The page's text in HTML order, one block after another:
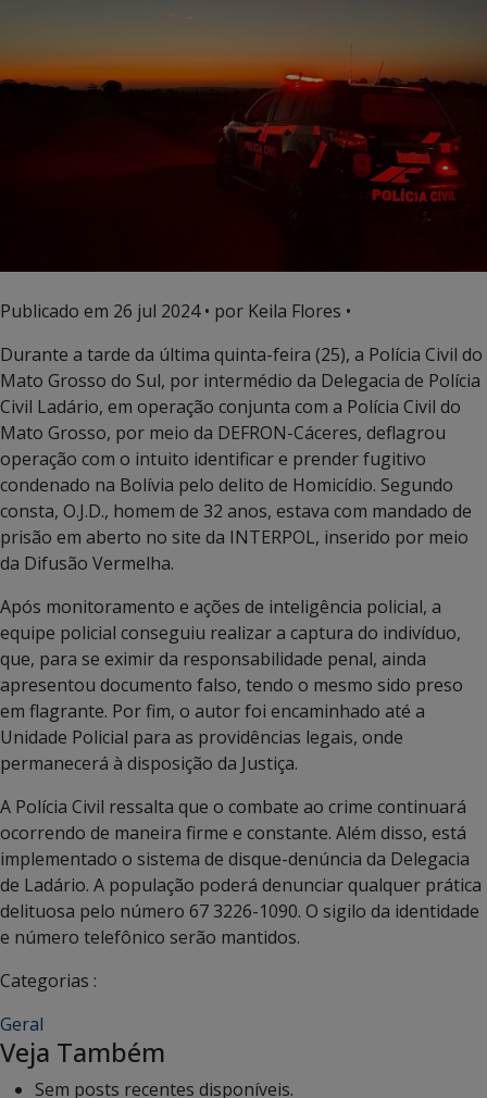
Publicado em 26 jul 2024• por Keila Flores •
Durante a tarde da última quinta-feira (25), a Polícia Civil do
Mato Grosso do Sul, por intermédio da Delegacia de Polícia
Civil Ladário, em operação conjunta com a Polícia Civil do
Mato Grosso, por meio da DEFRON-Cáceres, deflagrou
operação com o intuito identificar e prender fugitivo
condenado na Bolívia pelo delito de Homicídio. Segundo
consta, O.J.D., homem de 32 anos, estava com mandado de
prisão em aberto no site da INTERPOL, inserido por meio
da Difusão Vermelha.
Após monitoramento e ações de inteligência policial, a
equipe policial conseguiu realizar a captura do indivíduo,
que, para se eximir da responsabilidade penal, ainda
apresentou documento falso, tendo o mesmo sido preso
em flagrante. Por fim, o autor foi encaminhado até a
Unidade Policial para as providências legais, onde
permanecerá à disposição da Justiça.
A Polícia Civil ressalta que o combate ao crime continuará
ocorrendo de maneira firme e constante. Além disso, está
implementado o sistema de disque-denúncia da Delegacia
de Ladário. A população poderá denunciar qualquer prática
delituosa pelo número 67 3226-1090. O sigilo da identidade
e número telefônico serão mantidos.
Categorias :
Geral
Veja Também
Sem posts recentes disponíveis.